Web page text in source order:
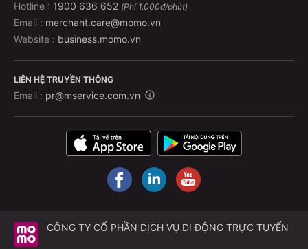
Hotline : 1900 636 652 (Phí 1.000đ/phút)
Email : merchant.care@momo.vn
Website : business.momo.vn
LIÊN HỆ TRUYỀN THÔNG
Email : pr@mservice.com.vn
CÔNG TY CỔ PHẦN DỊCH VỤ DI ĐỘNG TRỰC TUYẾN